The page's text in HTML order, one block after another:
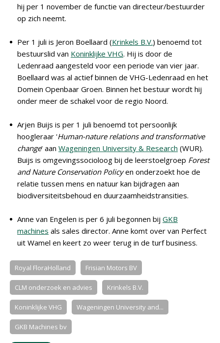
hij per 1 november de functie van directeur/bestuurder
op zich neemt.
Per 1 juli is Jeron Boellaard (Krinkels B.V.) benoemd tot
bestuurslid van Koninklijke VHG. Hij is door de
Ledenraad aangesteld voor een periode van vier jaar.
Boellaard was al actief binnen de VHG-Ledenraad en het
Domein Openbaar Groen. Binnen het bestuur wordt hij
onder meer de schakel voor de regio Noord.
Arjen Buijs is per 1 juli benoemd tot persoonlijk
hoogleraar 'Human-nature relations and transformative
change' aan Wageningen University & Research (WUR).
Buijs is omgevingssocioloog bij de leerstoelgroep Forest
and Nature Conservation Policyen onderzoekt hoe de
relatie tussen mens en natuur kan bijdragen aan
biodiversiteitsbehoud en duurzaamheidstransities.
Anne van Engelen is per 6 juli begonnen bij GKB
machines als sales director. Anne komt over van Perfect
uit Wamel en keert zo weer terug in de turf business.
Royal FloraHolland Frisian Motors BV
CLM onderzoek en advies Krinkels B.V.
Koninklijke VHG Wageningen University and...
GKB Machines bv